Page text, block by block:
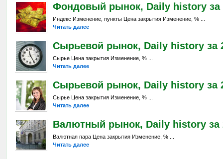
Фондовый рынок, Daily history за
Индекс Изменение, пункты Цена закрытия Изменение, % ...
Читать далее
Сырьевой рынок, Daily history за
Сырье Цена закрытия Изменение, % ...
Читать далее
Сырьевой рынок, Daily history за
Сырье Цена закрытия Изменение, % ...
Читать далее
Валютный рынок, Daily history за
Валютная пара Цена закрытия Изменение, % ...
Читать далее